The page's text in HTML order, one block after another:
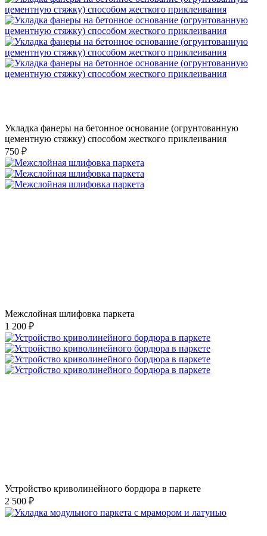
Укладка фанеры на бетонное основание (огрунтованную
цементную стяжку) способом жесткого приклеивания
750 ₽
Межслойная шлифовка паркета
1 200 ₽
Устройство криволинейного бордюра в паркете
2 500 ₽